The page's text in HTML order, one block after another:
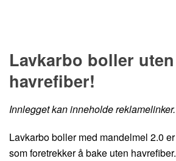
Lavkarbo boller uten
havrefiber!
Innlegget kan inneholde reklamelinker.
Lavkarbo boller med mandelmel 2.0
som foretrekker å bake uten